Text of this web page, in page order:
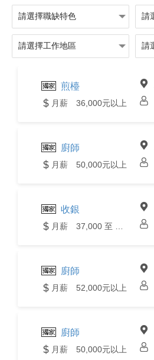
煎檯
月薪 36,000元以上
廚師
月薪 50,000元以上
收銀
廚師
月薪 52,000元以上
廚師
月薪 50,000元以上